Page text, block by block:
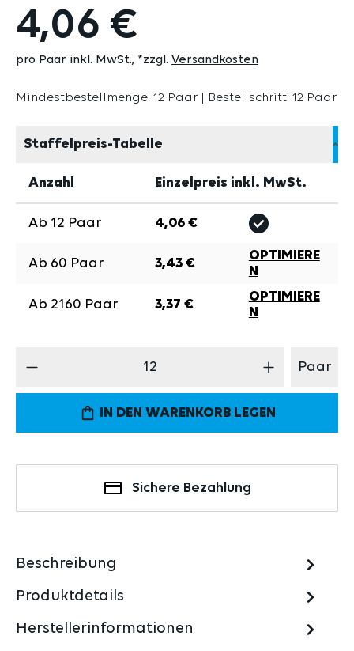
4,06 €
pro Paar inkl. MwSt. *zzgl. Versandkosten
Mindestbestellmenge: 12 Paar | Bestellschritt: 12 Paar
Staffelpreis-Tabelle
Anzahl Einzelpreis inkl. MwSt.
Ab 12 Paar 4,06 €
Ab 60 Paar 3,43 €
OPTIMIERE
N
Ab 2160 Paar 3,37 €
OPTIMIERE
N
Produkt Anzahl: Gib den gewünschten
Paar
IN DEN WARENKORB LEGEN
Sichere Bezahlung
Beschreibung
Produktdetails
Herstellerinformationen